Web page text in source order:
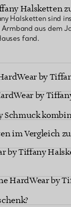
Halsketten
Halsketten sind
aus dem
fand.
by
by
Schmuck
an den
im Vergleich
by Tiffany
HardWear by
HardWear by